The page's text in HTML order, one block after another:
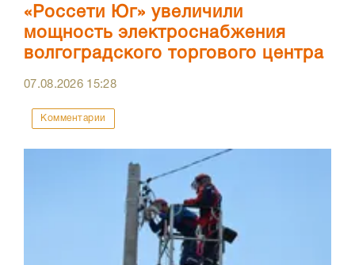
«Россети Юг» увеличили
мощность электроснабжения
волгоградского торгового центра
07.08.2026 15:28
Комментарии